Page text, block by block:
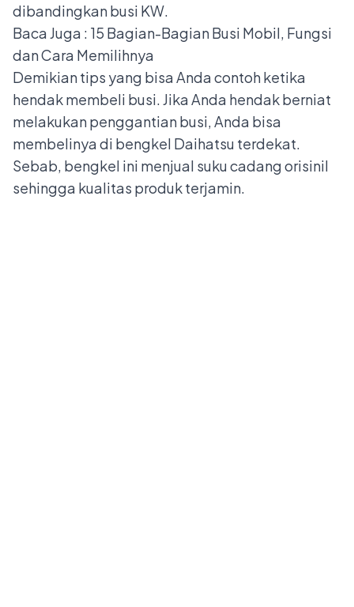
dibandingkan busi KW.
Baca Juga : 15 Bagian-Bagian Busi Mobil, Fungsi
dan Cara Memilihnya
Demikian tips yang bisa Anda contoh ketika
hendak membeli busi. Jika Anda hendak berniat
melakukan penggantian busi, Anda bisa
membelinya di bengkel Daihatsu terdekat.
Sebab, bengkel ini menjual suku cadang orisinil
sehingga kualitas produk terjamin.